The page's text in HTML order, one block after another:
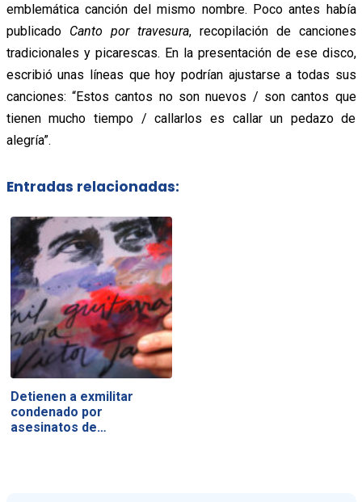
emblemática canción del mismo nombre. Poco antes había
publicado Canto por travesura, recopilación de canciones
tradicionales y picarescas. En la presentación de ese disco,
escribió unas líneas que hoy podrían ajustarse a todas sus
canciones: “Estos cantos no son nuevos / son cantos que
tienen mucho tiempo / callarlos es callar un pedazo de
alegría”.
Entradas relacionadas:
Detienen a exmilitar
condenado por
asesinatos de…